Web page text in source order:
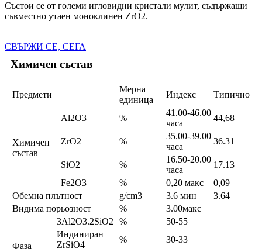
Състои се от големи игловидни кристали мулит, съдържащи
съвместно утаен моноклинен ZrO2.
СВЪРЖИ СЕ, СЕГА
Химичен състав
Предмети
Мерна
единица
Индекс Типично
Химичен
състав
Al2O3 %
41.00-46.00
часа
44,68
ZrO2 %
35.00-39.00
часа
36.31
SiO2 %
16.50-20.00
часа
17.13
Fe2O3
% 0,20 макс
0,09
Обемна плътност
g/cm3 3.6 мин
3.64
Видима порьозност
% 3.00макс
Фаза
3Al2O3.2SiO2 %
50-55
Индиниран
ZrSiO4
%
30-33